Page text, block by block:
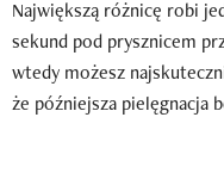
Największą różnicę robi
sekund pod prysznicem
wtedy możesz
że późniejsza pielęgnacja